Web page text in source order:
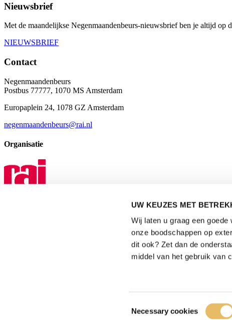
UW KEUZES MET
Wij laten u graag een
onze boodschappen op
dit ook? Zet dan de
middel van het gebruik van
Necessary cookies
Nieuwsbrief
Met de maandelijkse Negenmaandenbeurs-nieuwsbrief ben je altijd op
NIEUWSBRIEF
Contact
Negenmaandenbeurs
Postbus 77777, 1070 MS Amsterdam
Europaplein 24, 1078 GZ Amsterdam
negenmaandenbeurs@rai.nl
Organisatie